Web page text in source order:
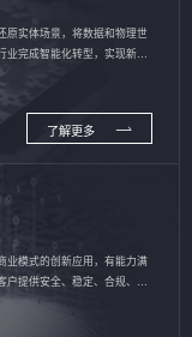
原实体场景，将数据和物理世
完成智能化转型，实现新旧
了解更多
业模式的创新应用，有能力满
户提供安全、稳定、合规、持